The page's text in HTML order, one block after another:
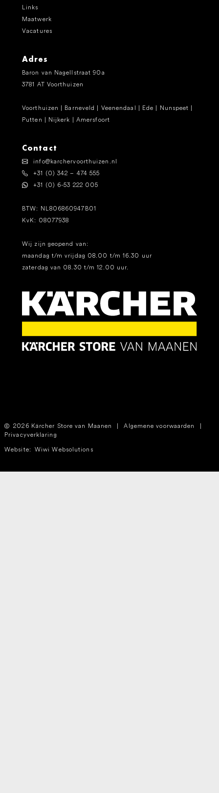
Links
Maatwerk
Vacatures
Adres
Baron van Nagellstraat 90a
3781 AT Voorthuizen
Voorthuizen | Barneveld | Veenendaal | Ede | Nunspeet |
Putten | Nijkerk | Amersfoort
Contact
info@karchervoorthuizen.nl
+31 (0) 342 – 474 555
+31 (0) 6-53 222 005
BTW: NL806860947B01
KvK: 08077938
Wij zijn geopend van:
maandag t/m vrijdag 08.00 t/m 16.30 uur
zaterdag van 08.30 t/m 12.00 uur.
2026 Kärcher Store van Maanen | Algemene voorwaarden
|
Privacyverklaring
Website: Wiwi Websolutions